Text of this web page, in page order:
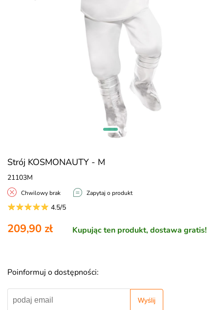
Strój KOSMONAUTY - M
21103M
Chwilowy brak Zapytaj o produkt
4.5/5
Kupując ten produkt, dostawa gratis!
209,90 zł
Poinformuj o dostępności:
Wyślij